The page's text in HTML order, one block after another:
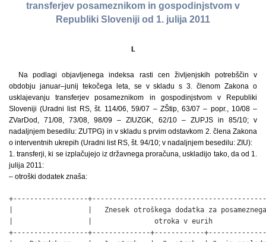
transferjev posameznikom in gospodinjstvom v
Republiki Sloveniji od 1. julija 2011
I.
Na podlagi objavljenega indeksa rasti cen življenjskih potrebščin v
obdobju januar–junij tekočega leta, se v skladu s 3. členom Zakona o
usklajevanju transferjev posameznikom in gospodinjstvom v Republiki
Sloveniji (Uradni list RS, št. 114/06, 59/07 – ZŠtip, 63/07 – popr., 10/08 –
ZVarDod, 71/08, 73/08, 98/09 – ZIUZGK, 62/10 – ZUPJS in 85/10; v
nadaljnjem besedilu: ZUTPG) in v skladu s prvim odstavkom 2. člena Zakona
o interventnih ukrepih (Uradni list RS, št. 94/10; v nadaljnjem besedilu: ZIU):
1. transferji, ki se izplačujejo iz državnega proračuna, uskladijo tako, da od 1.
julija 2011:
– otroški dodatek znaša:
+------------------
|                  |   Znesek otroškega dodatka za
|                  |               otroka v eurih
+------------------+--------------+------------